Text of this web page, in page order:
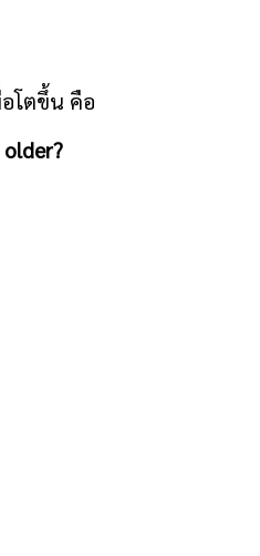
อโตขึ้น คือ